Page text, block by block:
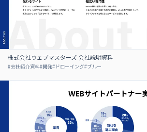
株式会社ウェブマスターズ 会社説明資料
#会社紹介資料#開発#ドローイング#ブルー